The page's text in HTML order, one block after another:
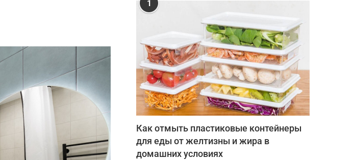
1
Как отмыть пластиковые контейнеры
для еды от желтизны и жира в
домашних условиях